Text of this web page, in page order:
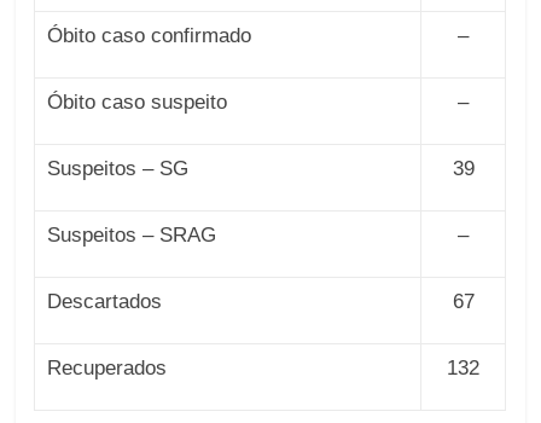
Óbito caso confirmado –
Óbito caso suspeito –
Suspeitos – SG 39
Suspeitos – SRAG –
Descartados 67
Recuperados 132